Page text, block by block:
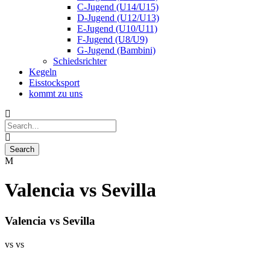
C-Jugend (U14/U15)
D-Jugend (U12/U13)
E-Jugend (U10/U11)
F-Jugend (U8/U9)
G-Jugend (Bambini)
Schiedsrichter
Kegeln
Eisstocksport
kommt zu uns
Valencia vs Sevilla
Valencia vs Sevilla
vs vs